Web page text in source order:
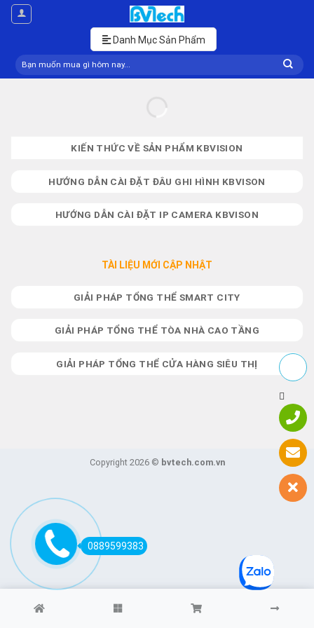
Skip
Danh Mục Sản Phẩm
Tìm
kiếm:
KIẾN THỨC VỀ SẢN PHẨM KBVISION
HƯỚNG DẪN CÀI ĐẶT ĐÂU GHI HÌNH KBVISON
HƯỚNG DẪN CÀI ĐẶT IP CAMERA KBVISON
TÀI LIỆU MỚI CẬP NHẬT
GIẢI PHÁP TỔNG THỂ SMART CITY
GIẢI PHÁP TỔNG THỂ TÒA NHÀ CAO TẦNG
GIẢI PHÁP TỔNG THỂ CỬA HÀNG SIÊU THỊ
Copyright 2026 © bvtech.com.vn
0889599383